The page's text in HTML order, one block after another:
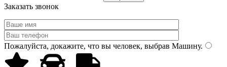
Заказать звонок
Пожалуйста, докажите, что вы человек, выбрав Машину.